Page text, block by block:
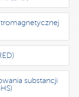
substancji